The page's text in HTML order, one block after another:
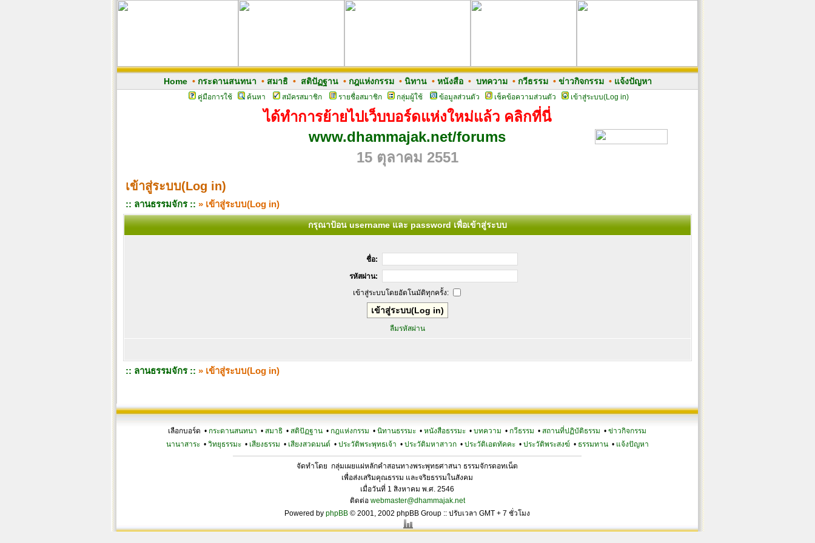
Home• กระดานสนทนา • สมาธิ• สติปัฏฐาน• กฎแห่งกรรม• นิทาน• หนังสือ• บทความ• กวีธรรม• ข่าวกิจกรรม• แจ้งปัญหา
คู่มือการใช้ ค้นหา สมัครสมาชิก รายชื่อสมาชิก กลุ่มผู้ใช้ ข้อมูลส่วนตัว เช็คข้อความส่วนตัว เข้าสู่ระบบ(Log in)
ได้ทำการย้ายไปเว็บบอร์ดแห่งใหม่แล้ว คลิกที่นี่
www.dhammajak.net/forums
15 ตุลาคม 2551
เข้าสู่ระบบ(Log in)
:: ลานธรรมจักร :: » เข้าสู่ระบบ(Log in)
กรุณาป้อน username และ password เพื่อเข้าสู่ระบบ
ชื่อ:
รหัสผ่าน:
เข้าสู่ระบบโดยอัตโนมัติทุกครั้ง:
ลืมรหัสผ่าน
:: ลานธรรมจักร :: » เข้าสู่ระบบ(Log in)
เลือกบอร์ด • กระดานสนทนา • สมาธิ • สติปัฏฐาน • กฎแห่งกรรม • นิทานธรรมะ • หนังสือธรรมะ • บทความ • กวีธรรม • สถานที่ปฏิบัติธรรม • ข่าวกิจกรรม
นานาสาระ• วิทยุธรรมะ• เสียงธรรม • เสียงสวดมนต์ • ประวัติพระพุทธเจ้า • ประวัติมหาสาวก• ประวัติเอตทัคคะ• ประวัติพระสงฆ์ • ธรรมทาน• แจ้งปัญหา
จัดทำโดย กลุ่มเผยแผ่หลักคำสอนทางพระพุทธศาสนา ธรรมจักรดอทเน็ต
เพื่อส่งเสริมคุณธรรม และจริยธรรมในสังคม
เมื่อวันที่ 1 สิงหาคม พ.ศ. 2546
ติดต่อ webmaster@dhammajak.net
Powered by phpBB © 2001, 2002 phpBB Group :: ปรับเวลา GMT + 7 ชั่วโมง